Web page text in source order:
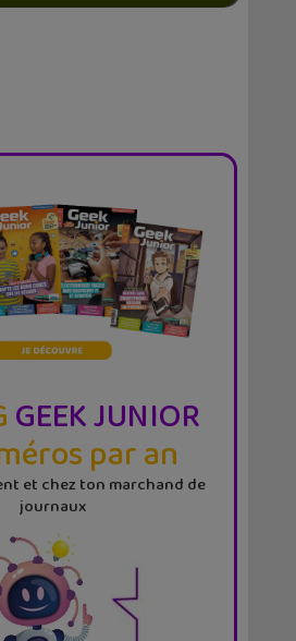
GEEK JUNIOR
par an
et chez ton marchand de
journaux